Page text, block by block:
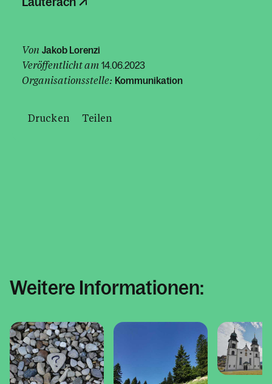
Von Jakob Lorenzi
Veröffentlicht am 14.06.2023
Organisationsstelle: Kommunikation
Drucken Teilen
Weitere Informationen: